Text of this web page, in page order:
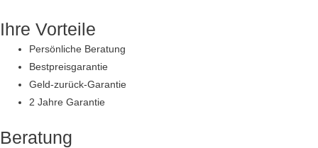
Inhalt
springen
Ihre Vorteile
Persönliche Beratung
Bestpreisgarantie
Geld-zurück-Garantie
2 Jahre Garantie
Beratung